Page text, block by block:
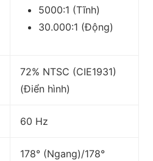
5000:1 (Tĩnh)
30.000:1 (Động)
72% NTSC (CIE1931)
(Điển hình)
60 Hz
178° (Ngang)/178°